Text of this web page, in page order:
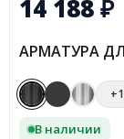
14 188₽
АРМАТУРА
+1
В наличии